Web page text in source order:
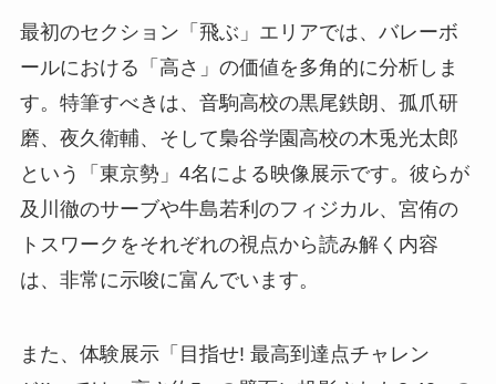
最初のセクション「飛ぶ」エリアでは、バレーボ
ールにおける「高さ」の価値を多角的に分析しま
す。特筆すべきは、音駒高校の黒尾鉄朗、孤爪研
磨、夜久衛輔、そして梟谷学園高校の木兎光太郎
という「東京勢」4名による映像展示です。彼らが
及川徹のサーブや牛島若利のフィジカル、宮侑の
トスワークをそれぞれの視点から読み解く内容
は、非常に示唆に富んでいます。
また、体験展示「目指せ! 最高到達点チャレン